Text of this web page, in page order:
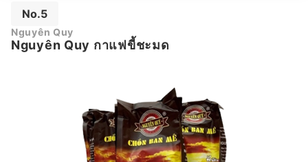
No.5
Nguyên Quy
Nguyên Quy กาแฟขี้ชะมด